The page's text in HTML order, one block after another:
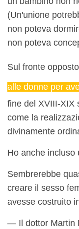
(Un'unione
non poteva
non poteva
Sul fronte
alle donne per
fine del XVIII-XIX
come la
divinamente
Ho anche incluso
Sembrerebbe
creare il sesso
avesse costruito
— Il dottor Martin